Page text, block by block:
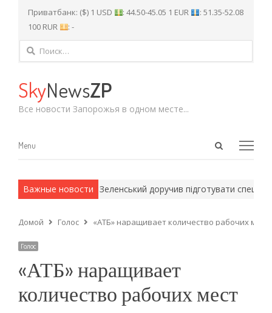
Приватбанк: ($) 1 USD : 44.50-45.05 1 EUR
: 51.35-52.08
100 RUR
: -
Найти:
SkyNewsZP
Все новости Запорожья в одном месте...
Open
Menu
Menu
Важные новости
методы. Зеленський доручив підготувати
Домой Голос «АТБ» наращивает количество рабочих мест
Голос
«АТБ» наращивает
количество рабочих мест